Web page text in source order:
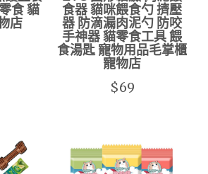
食 貓
店
食器 貓咪餵食勺 擠壓
器 防滴漏肉泥勺 防咬
手神器 貓零食工具 餵
食湯匙 寵物用品毛掌櫃
寵物店
$69